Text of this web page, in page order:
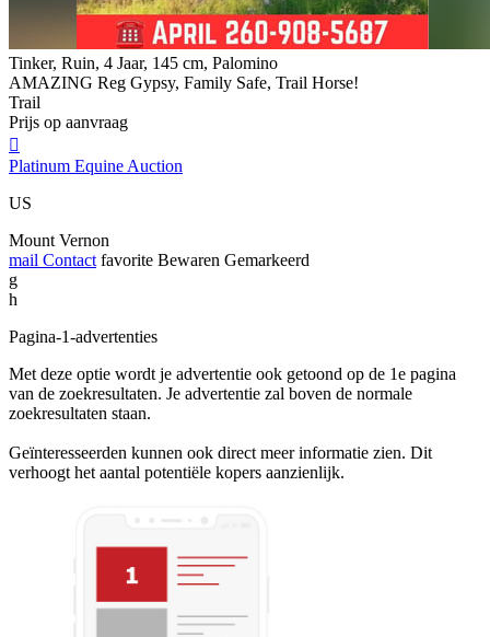
Tinker, Ruin, 4 Jaar, 145 cm, Palomino
AMAZING Reg Gypsy, Family Safe, Trail Horse!
Trail
Prijs op aanvraag

Platinum Equine Auction
US
Mount Vernon
mail Contact favorite Bewaren Gemarkeerd
g
h
Pagina-1-advertenties
Met deze optie wordt je advertentie ook getoond op de 1e pagina
van de zoekresultaten. Je advertentie zal boven de normale
zoekresultaten staan.
Geïnteresseerden kunnen ook direct meer informatie zien. Dit
verhoogt het aantal potentiële kopers aanzienlijk.